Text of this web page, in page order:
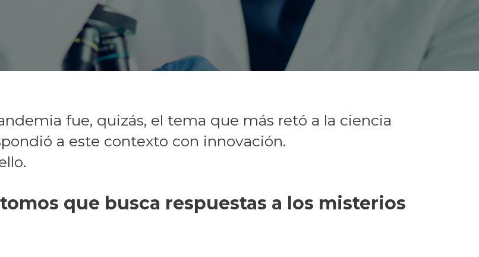
fue, quizás, el tema que más retó a la ciencia
a este contexto con innovación.
que busca respuestas a los misterios